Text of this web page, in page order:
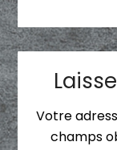
Votre
champs